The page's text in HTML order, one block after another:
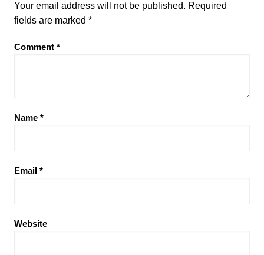
Your email address will not be published. Required
fields are marked *
Comment *
Name *
Email *
Website